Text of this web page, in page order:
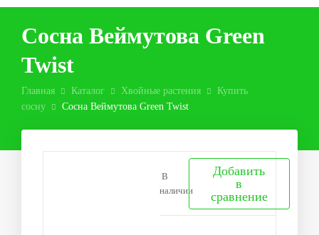
Сосна Веймутова Green
Twist
Главная Каталог Хвойные растения
Купить
сосну
Сосна Веймутова Green Twist
В
наличии
Добавить
в
сравнение